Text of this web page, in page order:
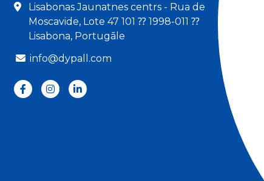
Lisabonas Jaunatnes centrs - Rua de
Moscavide, Lote 47 101 ⁇ 1998-011 ⁇
Lisabona, Portugāle
info@dypall.com